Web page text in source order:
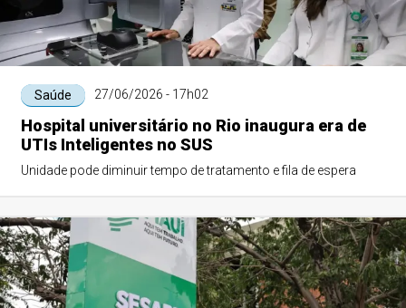
Saúde 27/06/2026 - 17h02
Hospital universitário no Rio inaugura era de
UTIs Inteligentes no SUS
Unidade pode diminuir tempo de tratamento e fila de espera